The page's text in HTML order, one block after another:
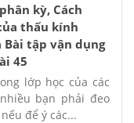
kỳ, Cách
thấu kính
Bài tập vận dụng
45
lớp học của các
bạn phải đeo
để ý các...